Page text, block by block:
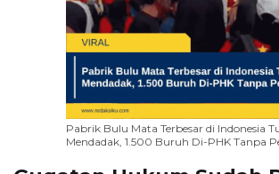
Pabrik Bulu Mata Terbesar di Indonesia
Mendadak, 1.500 Buruh Di-PHK Tanpa